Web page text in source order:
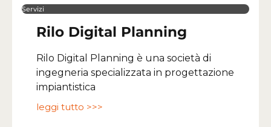
Servizi
Rilo Digital Planning
Rilo Digital Planning è una società di
ingegneria specializzata in progettazione
impiantistica
leggi tutto >>>